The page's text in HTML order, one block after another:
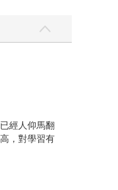
經人仰馬翻
，對學習有